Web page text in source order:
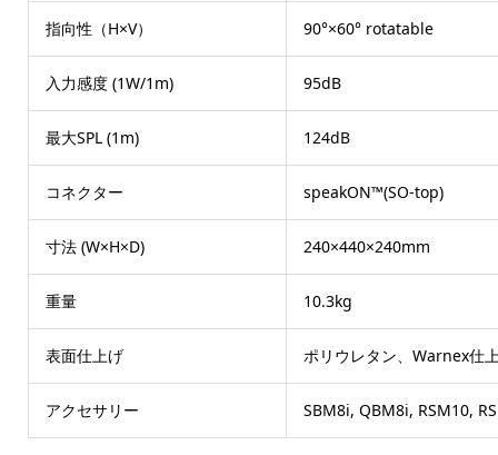
指向性（H×V） 90°×60° rotatable
入力感度 (1W/1m) 95dB
最大SPL (1m) 124dB
コネクター speakON™(SO-top)
寸法 (W×H×D) 240×440×240mm
重量 10.3kg
表面仕上げ ポリウレタン、Warnex仕
アクセサリー SBM8i, QBM8i, RSM10,